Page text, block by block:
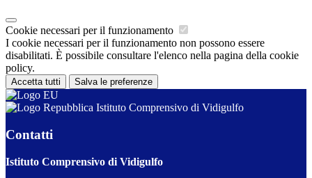
Cookie necessari per il funzionamento
I cookie necessari per il funzionamento non possono essere
disabilitati. È possibile consultare l'elenco nella pagina della cookie
policy.
Accetta tutti Salva le preferenze
Istituto Comprensivo di Vidigulfo
Contatti
Istituto Comprensivo di Vidigulfo